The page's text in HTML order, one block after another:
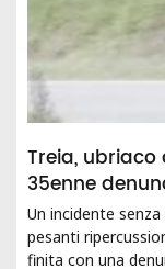
Treia,
35enne
Un incidente
pesanti
finita con una